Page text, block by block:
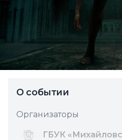
О событии
Организаторы
ГБУК